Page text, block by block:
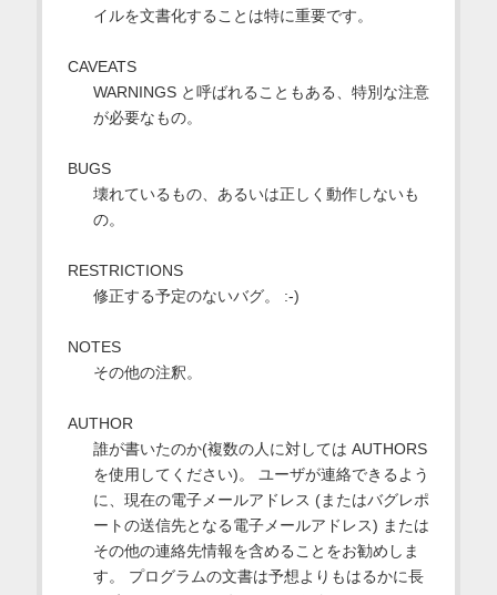
イルを文書化することは特に重要です。
CAVEATS
WARNINGS と呼ばれることもある、特別な注意
が必要なもの。
BUGS
壊れているもの、あるいは正しく動作しないも
の。
RESTRICTIONS
修正する予定のないバグ。 :-)
NOTES
その他の注釈。
AUTHOR
誰が書いたのか(複数の人に対しては AUTHORS
を使用してください)。 ユーザが連絡できるよう
に、現在の電子メールアドレス (またはバグレポ
ートの送信先となる電子メールアドレス) または
その他の連絡先情報を含めることをお勧めしま
す。 プログラムの文書は予想よりもはるかに長